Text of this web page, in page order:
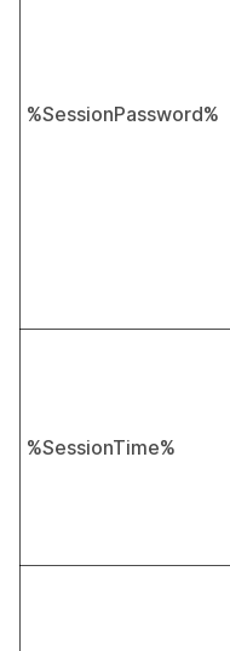
%SessionPassword%
%SessionTime%